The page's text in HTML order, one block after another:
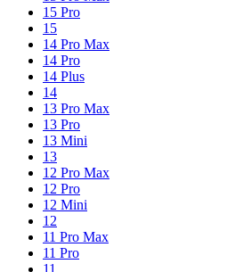
15 Pro
15
14 Pro Max
14 Pro
14 Plus
14
13 Pro Max
13 Pro
13 Mini
13
12 Pro Max
12 Pro
12 Mini
12
11 Pro Max
11 Pro
11